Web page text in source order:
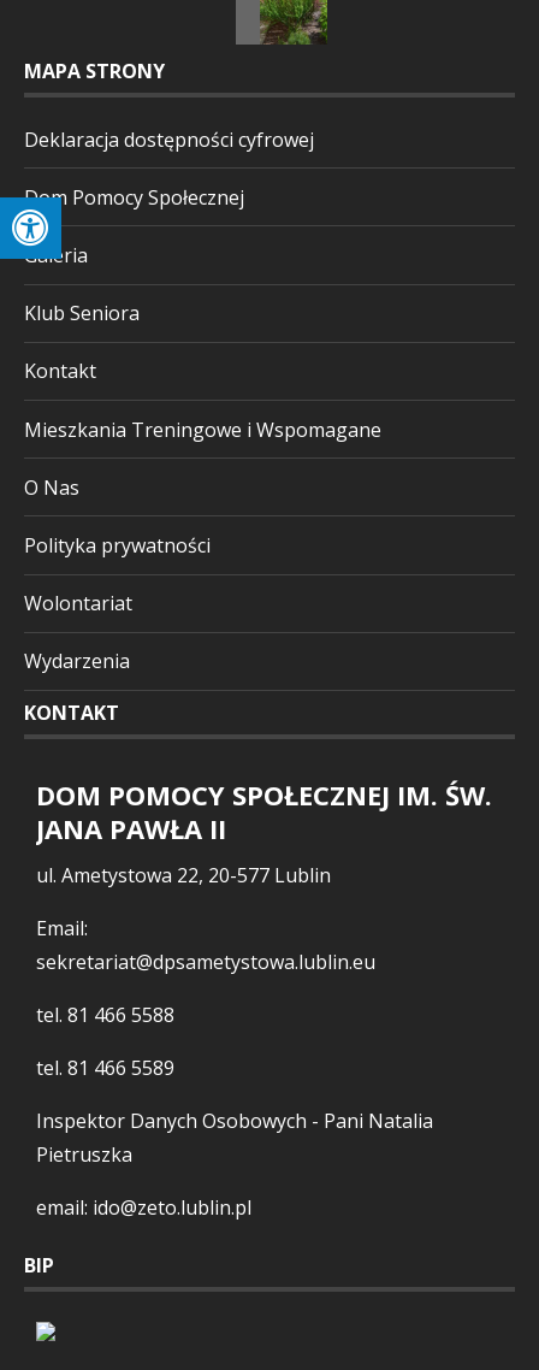
MAPA STRONY
Deklaracja dostępności cyfrowej
Dom Pomocy Społecznej
Galeria
Klub Seniora
Kontakt
Mieszkania Treningowe i Wspomagane
O Nas
Polityka prywatności
Wolontariat
Wydarzenia
KONTAKT
DOM POMOCY SPOŁECZNEJ IM. ŚW.
JANA PAWŁA II
ul. Ametystowa 22, 20-577 Lublin
Email:
sekretariat@dpsametystowa.lublin.eu
tel. 81 466 5588
tel. 81 466 5589
Inspektor Danych Osobowych - Pani Natalia
Pietruszka
email: ido@zeto.lublin.pl
BIP